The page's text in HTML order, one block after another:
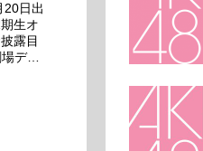
日出
生オ
露目
デビ